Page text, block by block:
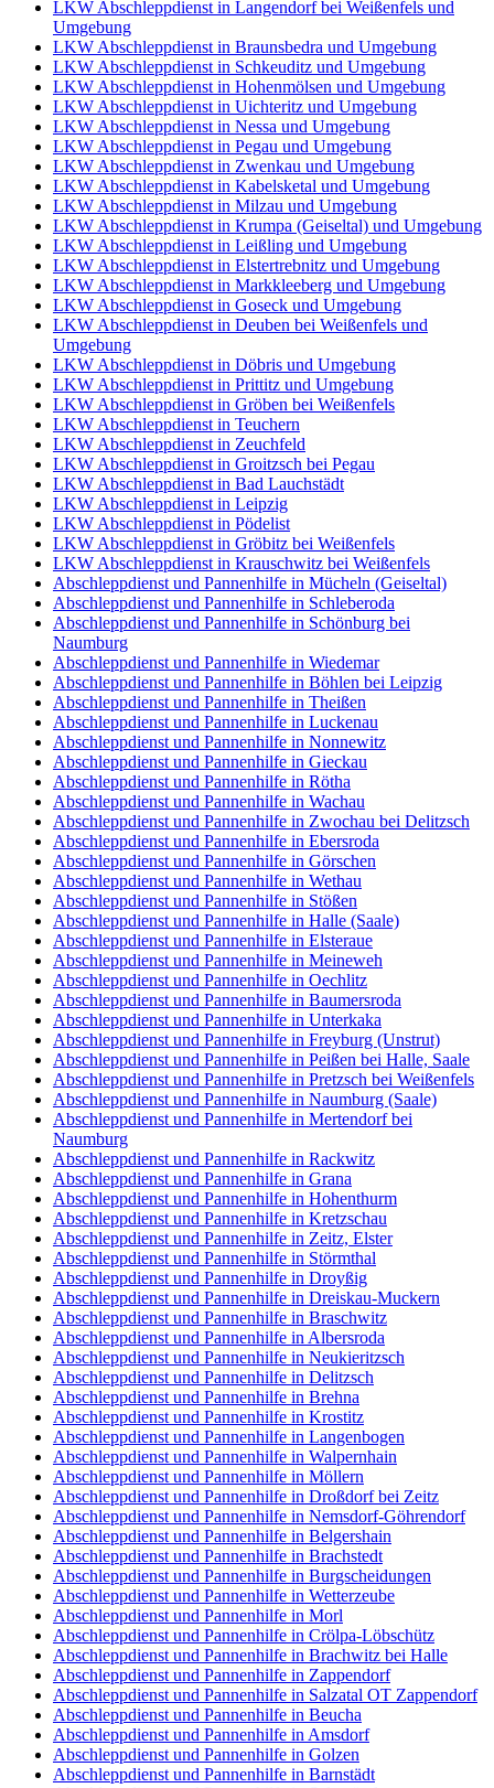
LKW Abschleppdienst in Langendorf bei Weißenfels und
Umgebung
LKW Abschleppdienst in Braunsbedra und Umgebung
LKW Abschleppdienst in Schkeuditz und Umgebung
LKW Abschleppdienst in Hohenmölsen und Umgebung
LKW Abschleppdienst in Uichteritz und Umgebung
LKW Abschleppdienst in Nessa und Umgebung
LKW Abschleppdienst in Pegau und Umgebung
LKW Abschleppdienst in Zwenkau und Umgebung
LKW Abschleppdienst in Kabelsketal und Umgebung
LKW Abschleppdienst in Milzau und Umgebung
LKW Abschleppdienst in Krumpa (Geiseltal) und Umgebung
LKW Abschleppdienst in Leißling und Umgebung
LKW Abschleppdienst in Elstertrebnitz und Umgebung
LKW Abschleppdienst in Markkleeberg und Umgebung
LKW Abschleppdienst in Goseck und Umgebung
LKW Abschleppdienst in Deuben bei Weißenfels und
Umgebung
LKW Abschleppdienst in Döbris und Umgebung
LKW Abschleppdienst in Prittitz und Umgebung
LKW Abschleppdienst in Gröben bei Weißenfels
LKW Abschleppdienst in Teuchern
LKW Abschleppdienst in Zeuchfeld
LKW Abschleppdienst in Groitzsch bei Pegau
LKW Abschleppdienst in Bad Lauchstädt
LKW Abschleppdienst in Leipzig
LKW Abschleppdienst in Pödelist
LKW Abschleppdienst in Gröbitz bei Weißenfels
LKW Abschleppdienst in Krauschwitz bei Weißenfels
Abschleppdienst und Pannenhilfe in Mücheln (Geiseltal)
Abschleppdienst und Pannenhilfe in Schleberoda
Abschleppdienst und Pannenhilfe in Schönburg bei
Naumburg
Abschleppdienst und Pannenhilfe in Wiedemar
Abschleppdienst und Pannenhilfe in Böhlen bei Leipzig
Abschleppdienst und Pannenhilfe in Theißen
Abschleppdienst und Pannenhilfe in Luckenau
Abschleppdienst und Pannenhilfe in Nonnewitz
Abschleppdienst und Pannenhilfe in Gieckau
Abschleppdienst und Pannenhilfe in Rötha
Abschleppdienst und Pannenhilfe in Wachau
Abschleppdienst und Pannenhilfe in Zwochau bei Delitzsch
Abschleppdienst und Pannenhilfe in Ebersroda
Abschleppdienst und Pannenhilfe in Görschen
Abschleppdienst und Pannenhilfe in Wethau
Abschleppdienst und Pannenhilfe in Stößen
Abschleppdienst und Pannenhilfe in Halle (Saale)
Abschleppdienst und Pannenhilfe in Elsteraue
Abschleppdienst und Pannenhilfe in Meineweh
Abschleppdienst und Pannenhilfe in Oechlitz
Abschleppdienst und Pannenhilfe in Baumersroda
Abschleppdienst und Pannenhilfe in Unterkaka
Abschleppdienst und Pannenhilfe in Freyburg (Unstrut)
Abschleppdienst und Pannenhilfe in Peißen bei Halle, Saale
Abschleppdienst und Pannenhilfe in Pretzsch bei Weißenfels
Abschleppdienst und Pannenhilfe in Naumburg (Saale)
Abschleppdienst und Pannenhilfe in Mertendorf bei
Naumburg
Abschleppdienst und Pannenhilfe in Rackwitz
Abschleppdienst und Pannenhilfe in Grana
Abschleppdienst und Pannenhilfe in Hohenthurm
Abschleppdienst und Pannenhilfe in Kretzschau
Abschleppdienst und Pannenhilfe in Zeitz, Elster
Abschleppdienst und Pannenhilfe in Störmthal
Abschleppdienst und Pannenhilfe in Droyßig
Abschleppdienst und Pannenhilfe in Dreiskau-Muckern
Abschleppdienst und Pannenhilfe in Braschwitz
Abschleppdienst und Pannenhilfe in Albersroda
Abschleppdienst und Pannenhilfe in Neukieritzsch
Abschleppdienst und Pannenhilfe in Delitzsch
Abschleppdienst und Pannenhilfe in Brehna
Abschleppdienst und Pannenhilfe in Krostitz
Abschleppdienst und Pannenhilfe in Langenbogen
Abschleppdienst und Pannenhilfe in Walpernhain
Abschleppdienst und Pannenhilfe in Möllern
Abschleppdienst und Pannenhilfe in Droßdorf bei Zeitz
Abschleppdienst und Pannenhilfe in Nemsdorf-Göhrendorf
Abschleppdienst und Pannenhilfe in Belgershain
Abschleppdienst und Pannenhilfe in Brachstedt
Abschleppdienst und Pannenhilfe in Burgscheidungen
Abschleppdienst und Pannenhilfe in Wetterzeube
Abschleppdienst und Pannenhilfe in Morl
Abschleppdienst und Pannenhilfe in Crölpa-Löbschütz
Abschleppdienst und Pannenhilfe in Brachwitz bei Halle
Abschleppdienst und Pannenhilfe in Zappendorf
Abschleppdienst und Pannenhilfe in Salzatal OT Zappendorf
Abschleppdienst und Pannenhilfe in Beucha
Abschleppdienst und Pannenhilfe in Amsdorf
Abschleppdienst und Pannenhilfe in Golzen
Abschleppdienst und Pannenhilfe in Barnstädt